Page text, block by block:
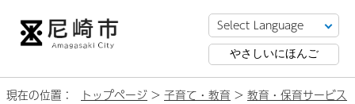
やさしいにほんご
現在の位置： トップページ > 子育て・教育 > 教育・保育サービス